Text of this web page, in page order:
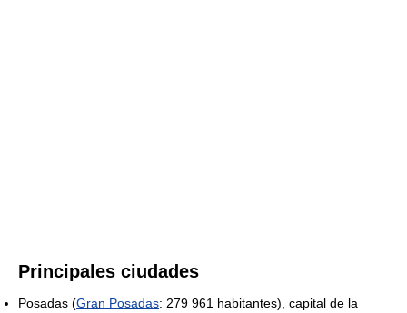
Principales ciudades
Posadas (Gran Posadas: 279 961 habitantes), capital de la